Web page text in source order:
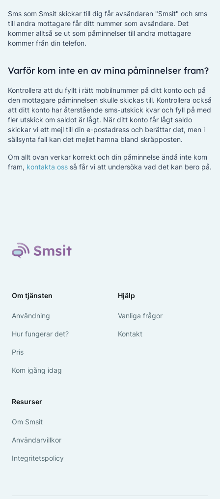
Sms som Smsit skickar till dig får avsändaren "Smsit" och sms
till andra mottagare får ditt nummer som avsändare. Det
kommer alltså se ut som påminnelser till andra mottagare
kommer från din telefon.
Varför kom inte en av mina påminnelser fram?
Kontrollera att du fyllt i rätt mobilnummer på ditt konto och på
den mottagare påminnelsen skulle skickas till. Kontrollera också
att ditt konto har återstående sms-utskick kvar och fyll på med
fler utskick om saldot är lågt. När ditt konto får lågt saldo
skickar vi ett mejl till din e-postadress och berättar det, men i
sällsynta fall kan det mejlet hamna bland skräpposten.
Om allt ovan verkar korrekt och din påminnelse ändå inte kom
fram, kontakta oss så får vi att undersöka vad det kan bero på.
Om tjänsten
Användning
Hur fungerar det?
Pris
Kom igång idag
Resurser
Om Smsit
Användarvillkor
Integritetspolicy
Hjälp
Vanliga frågor
Kontakt